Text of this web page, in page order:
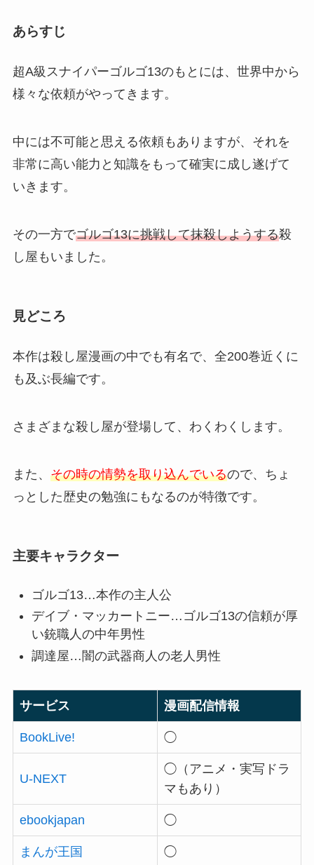
あらすじ
超A級スナイパーゴルゴ13のもとには、世界中から
様々な依頼がやってきます。
中には不可能と思える依頼もありますが、それを
非常に高い能力と知識をもって確実に成し遂げて
いきます。
その一方でゴルゴ13に挑戦して抹殺しようする殺
し屋もいました。
見どころ
本作は殺し屋漫画の中でも有名で、全200巻近くに
も及ぶ長編です。
さまざまな殺し屋が登場して、わくわくします。
また、 その時の情勢を取り込んでいるので、ちょ
っとした歴史の勉強にもなるのが特徴です。
主要キャラクター
ゴルゴ13…本作の主人公
デイブ・マッカートニー…ゴルゴ13の信頼が厚
い銃職人の中年男性
調達屋…闇の武器商人の老人男性
サービス 漫画配信情報
BookLive! ◯
U-NEXT
◯（アニメ・実写ドラ
マもあり）
ebookjapan ◯
まんが王国 ◯